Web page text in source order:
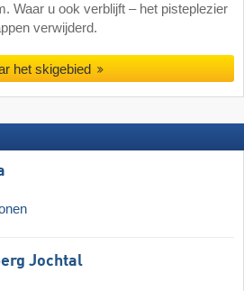
Waar u ook verblijft – het pisteplezier
verwijderd.
het skigebied
Jochtal